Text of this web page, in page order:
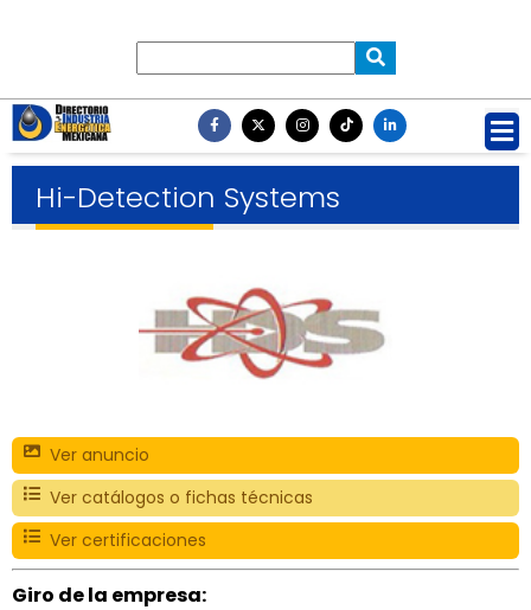
Hi-Detection Systems
Ver anuncio
Ver catálogos o fichas técnicas
Ver certificaciones
Giro de la empresa: